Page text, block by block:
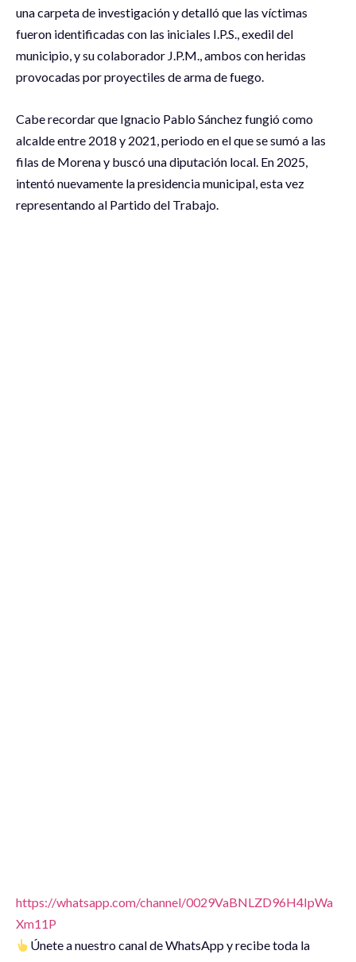
una carpeta de investigación y detalló que las víctimas
fueron identificadas con las iniciales I.P.S., exedil del
municipio, y su colaborador J.P.M., ambos con heridas
provocadas por proyectiles de arma de fuego.
Cabe recordar que Ignacio Pablo Sánchez fungió como
alcalde entre 2018 y 2021, periodo en el que se sumó a las
filas de Morena y buscó una diputación local. En 2025,
intentó nuevamente la presidencia municipal, esta vez
representando al Partido del Trabajo.
https://whatsapp.com/channel/0029VaBNLZD96H4IpWa
Xm11P
Únete a nuestro canal de WhatsApp y recibe toda la